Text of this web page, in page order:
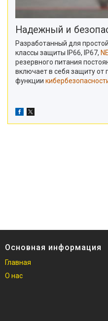
Надежный и
Разработанный для
классы защиты IP66, IP67,
резервного питания
включает в себя защиту
функции
Основная информация
Главная
О нас